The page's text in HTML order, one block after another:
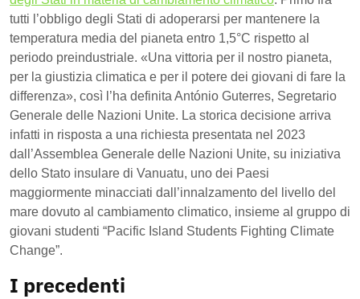
tutti l’obbligo degli Stati di adoperarsi per mantenere la
temperatura media del pianeta entro 1,5°C rispetto al
periodo preindustriale. «Una vittoria per il nostro pianeta,
per la giustizia climatica e per il potere dei giovani di fare la
differenza», così l’ha definita António Guterres, Segretario
Generale delle Nazioni Unite. La storica decisione arriva
infatti in risposta a una richiesta presentata nel 2023
dall’Assemblea Generale delle Nazioni Unite, su iniziativa
dello Stato insulare di Vanuatu, uno dei Paesi
maggiormente minacciati dall’innalzamento del livello del
mare dovuto al cambiamento climatico, insieme al gruppo di
giovani studenti “Pacific Island Students Fighting Climate
Change”.
I precedenti